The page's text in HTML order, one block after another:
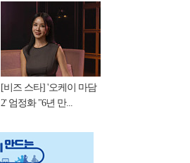
[비즈 스타] '오케이 마담
2' 엄정화 "6년 만...